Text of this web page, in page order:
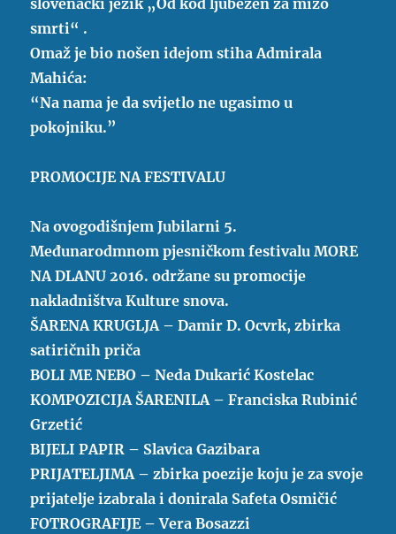
slovenački jezik „Od kod ljubezen za mizo
smrti“ .
Omaž je bio nošen idejom stiha Admirala
Mahića:
“Na nama je da svijetlo ne ugasimo u
pokojniku.”
PROMOCIJE NA FESTIVALU
Na ovogodišnjem Jubilarni 5.
Međunarodmnom pjesničkom festivalu MORE
NA DLANU 2016. održane su promocije
nakladništva Kulture snova.
ŠARENA KRUGLJA – Damir D. Ocvrk, zbirka
satiričnih priča
BOLI ME NEBO – Neda Dukarić Kostelac
KOMPOZICIJA ŠARENILA – Franciska Rubinić
Grzetić
BIJELI PAPIR – Slavica Gazibara
PRIJATELJIMA – zbirka poezije koju je za svoje
prijatelje izabrala i donirala Safeta Osmičić
FOTROGRAFIJE – Vera Bosazzi